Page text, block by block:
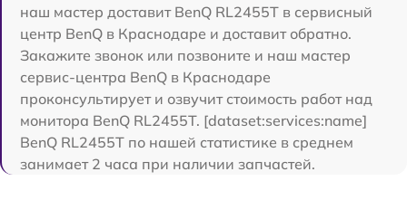
наш мастер доставит BenQ RL2455T в сервисный
центр BenQ в Краснодаре и доставит обратно.
Закажите звонок или позвоните и наш мастер
сервис-центра BenQ в Краснодаре
проконсультирует и озвучит стоимость работ над
монитора BenQ RL2455T. [dataset:services:name]
BenQ RL2455T по нашей статистике в среднем
занимает 2 часа при наличии запчастей.